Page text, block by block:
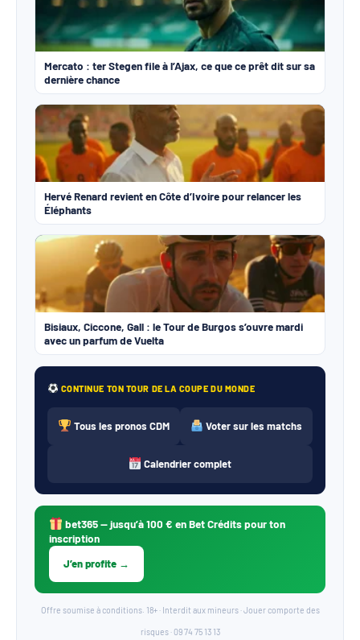
Mercato : ter Stegen file à l’Ajax, ce que ce prêt dit sur sa
dernière chance
Hervé Renard revient en Côte d’Ivoire pour relancer les
Éléphants
Bisiaux, Ciccone, Gall : le Tour de Burgos s’ouvre mardi
avec un parfum de Vuelta
CONTINUE TON TOUR DE LA COUPE DU MONDE
Tous les pronos CDM Voter sur les matchs
Calendrier complet
bet365— jusqu’à 100 € en Bet Crédits pour ton
inscription
J’en profite →
Offre soumise à conditions. 18+ · Interdit aux mineurs · Jouer comporte des
risques · 09 74 75 13 13